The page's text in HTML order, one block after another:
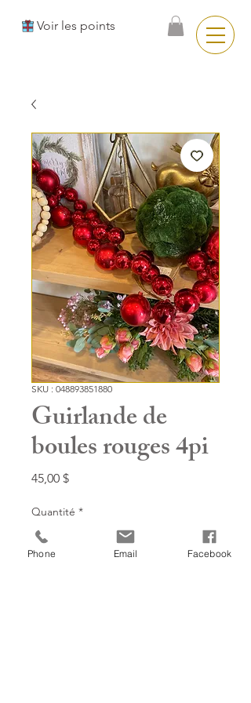
Voir les points
SKU : 048893851880
Guirlande de
boules rouges 4pi
45,00 $Prix
Quantité *
Phone Email Facebook